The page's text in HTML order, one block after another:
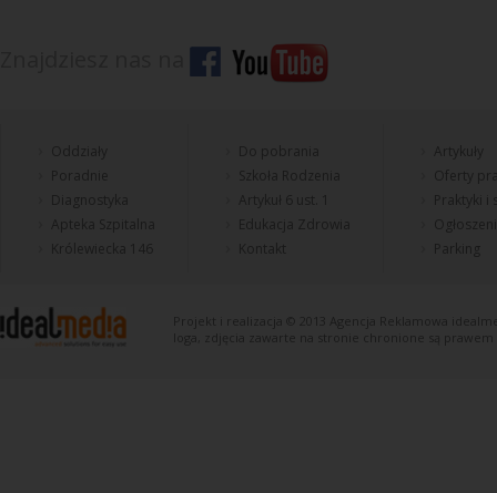
Poradnie
Diagnostyka
Apteka Szpitalna
Królewiecka 146
Do pobrania
Artykuł 6 ust. 1
Edukacja Zdrowia
Artykuły
Oferty
Praktyki
Parking
Projekt i realizacja © 2013 Agencja Reklamowa
loga, zdjęcia zawarte na stronie chronione są